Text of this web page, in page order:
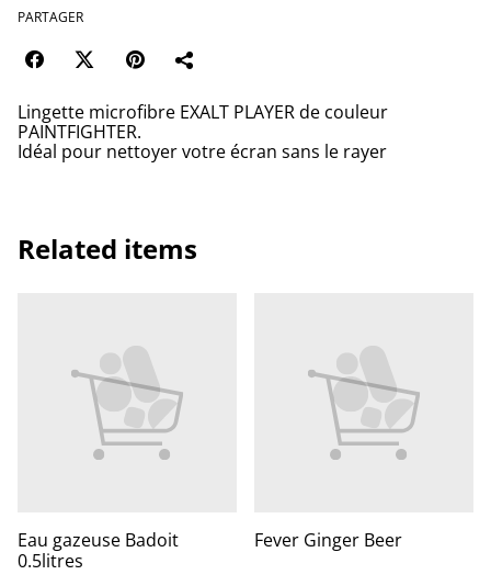
PARTAGER
Lingette microfibre EXALT PLAYER de couleur
PAINTFIGHTER.
Idéal pour nettoyer votre écran sans le rayer
Related items
Eau gazeuse Badoit
0.5litres
Fever Ginger Beer